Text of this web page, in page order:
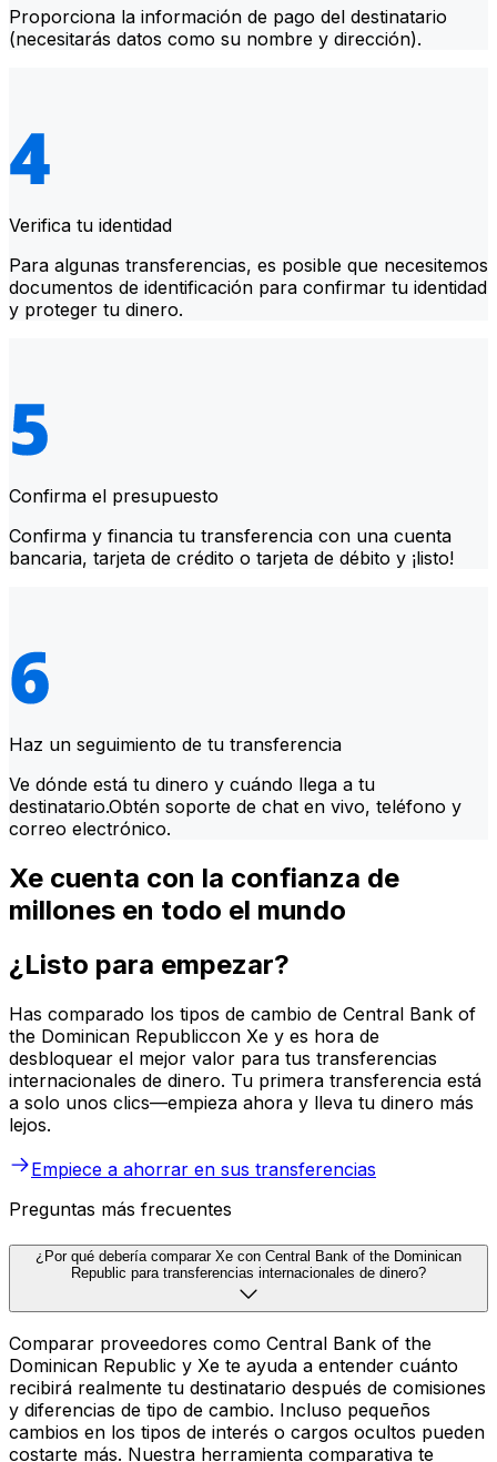
Proporciona la información de pago del destinatario
(necesitarás datos como su nombre y dirección).
Verifica tu identidad
Para algunas transferencias, es posible que necesitemos
documentos de identificación para confirmar tu identidad
y proteger tu dinero.
Confirma el presupuesto
Confirma y financia tu transferencia con una cuenta
bancaria, tarjeta de crédito o tarjeta de débito y ¡listo!
Haz un seguimiento de tu transferencia
Ve dónde está tu dinero y cuándo llega a tu
destinatario.Obtén soporte de chat en vivo, teléfono y
correo electrónico.
Xe cuenta con la confianza de
millones en todo el mundo
¿Listo para empezar?
Has comparado los tipos de cambio de Central Bank of
the Dominican Republiccon Xe y es hora de
desbloquear el mejor valor para tus transferencias
internacionales de dinero. Tu primera transferencia está
a solo unos clics—empieza ahora y lleva tu dinero más
lejos.
Empiece a ahorrar en sus transferencias
Preguntas más frecuentes
¿Por qué debería comparar Xe con Central Bank of the Dominican
Republic para transferencias internacionales de dinero?
Comparar proveedores como Central Bank of the
Dominican Republic y Xe te ayuda a entender cuánto
recibirá realmente tu destinatario después de comisiones
y diferencias de tipo de cambio. Incluso pequeños
cambios en los tipos de interés o cargos ocultos pueden
costarte más. Nuestra herramienta comparativa te